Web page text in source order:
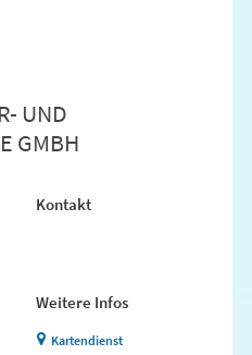
UND
GMBH
Kontakt
Weitere Infos
Kartendienst